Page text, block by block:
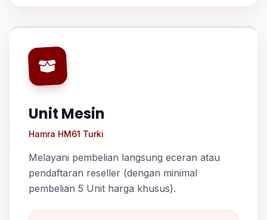
Unit Mesin
Hamra HM61 Turki
Melayani pembelian langsung eceran atau
pendaftaran reseller (dengan minimal
pembelian 5 Unit harga khusus).